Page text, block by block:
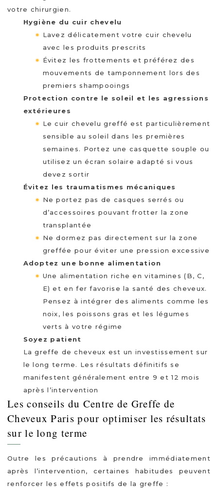
votre chirurgien.
Hygiène du cuir chevelu
Lavez délicatement votre cuir chevelu
avec les produits prescrits
Évitez les frottements et préférez des
mouvements de tamponnement lors des
premiers shampooings
Protection contre le soleil et les agressions
extérieures
Le cuir chevelu greffé est particulièrement
sensible au soleil dans les premières
semaines. Portez une casquette souple ou
utilisez un écran solaire adapté si vous
devez sortir
Évitez les traumatismes mécaniques
Ne portez pas de casques serrés ou
d’accessoires pouvant frotter la zone
transplantée
Ne dormez pas directement sur la zone
greffée pour éviter une pression excessive
Adoptez une bonne alimentation
Une alimentation riche en vitamines (B, C,
E) et en fer favorise la santé des cheveux.
Pensez à intégrer des aliments comme les
noix, les poissons gras et les légumes
verts à votre régime
Soyez patient
La greffe de cheveux est un investissement sur
le long terme. Les résultats définitifs se
manifestent généralement entre 9 et 12 mois
après l’intervention
Les conseils du Centre de Greffe de
Cheveux Paris pour optimiser les résultats
sur le long terme
Outre les précautions à prendre immédiatement
après l’intervention, certaines habitudes peuvent
renforcer les effets positifs de la greffe :